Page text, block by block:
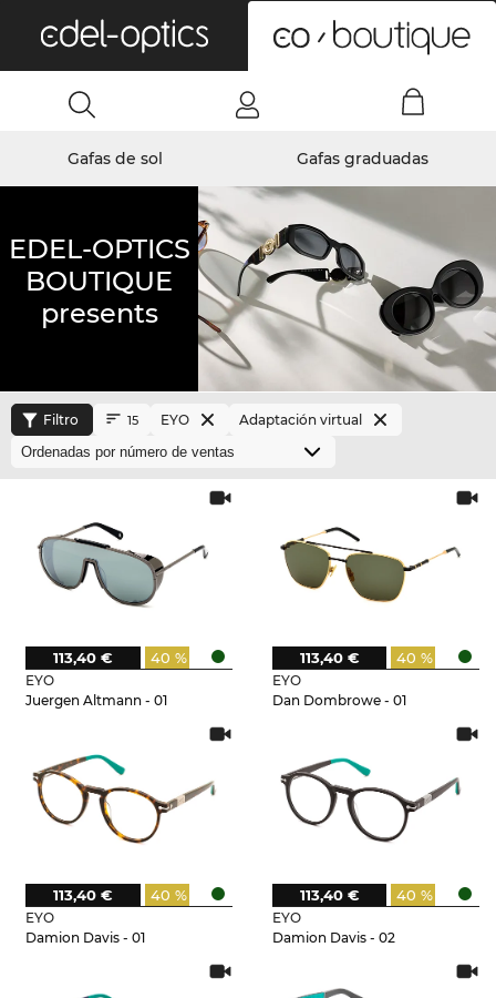
Gafas de sol Gafas graduadas
EDEL-OPTICS
BOUTIQUE
presents
Filtro 15 EYO Adaptación virtual
EYO
Juergen Altmann - 01
40 %
113,40 €
EYO
Dan Dombrowe - 01
40 %
113,40 €
EYO
Damion Davis - 01
40 %
113,40 €
EYO
Damion Davis - 02
40 %
113,40 €